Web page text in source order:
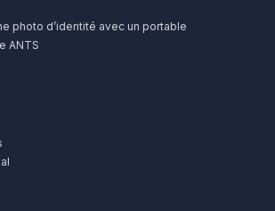
photo d’identité avec un portable
ANTS